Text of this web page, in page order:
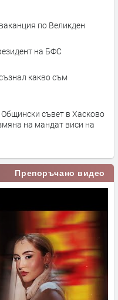
по Великден
на БФС
какво съм
съвет в Хасково
на мандат виси на
Препоръчано видео